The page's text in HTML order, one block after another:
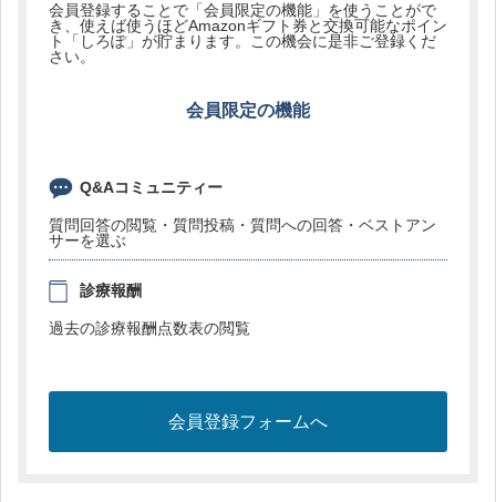
会員登録することで「会員限定の機能」を使うことがで
き、使えば使うほどAmazonギフト券と交換可能なポイン
ト「しろぽ」が貯まります。この機会に是非ご登録くだ
さい。
会員限定の機能
Q&Aコミュニティー
質問回答の閲覧・質問投稿・質問への回答・ベストアン
サーを選ぶ
診療報酬
過去の診療報酬点数表の閲覧
会員登録フォームへ